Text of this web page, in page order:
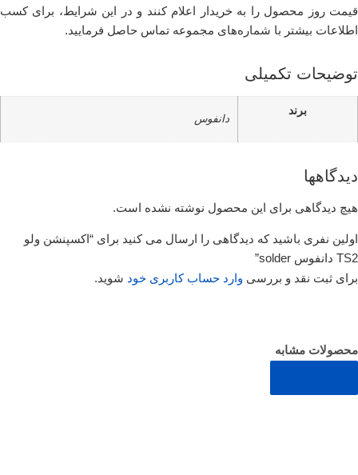
قیمت روز محصول را به خریدار اعلام کنند و در این شرایط، برای کسب
اطلاعات بیشتر با شماره‌های مجموعه تماس حاصل فرمایید.
توضیحات تکمیلی
برند
دانفوس
دیدگاهها
هیچ دیدگاهی برای این محصول نوشته نشده است.
اولین نفری باشید که دیدگاهی را ارسال می کنید برای “اکسپنشن ولو
TS2 دانفوس solder”
برای ثبت نقد و بررسی وارد حساب کاربری خود شوید.
محصولات مشابه